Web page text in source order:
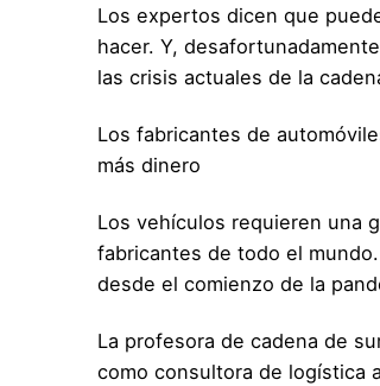
Los expertos dicen que
hacer. Y,
las crisis actuales de la
Los fabricantes de
más dinero
Los vehículos requieren una
fabricantes de todo el
desde el comienzo de la
La profesora de cadena de
como consultora de logística